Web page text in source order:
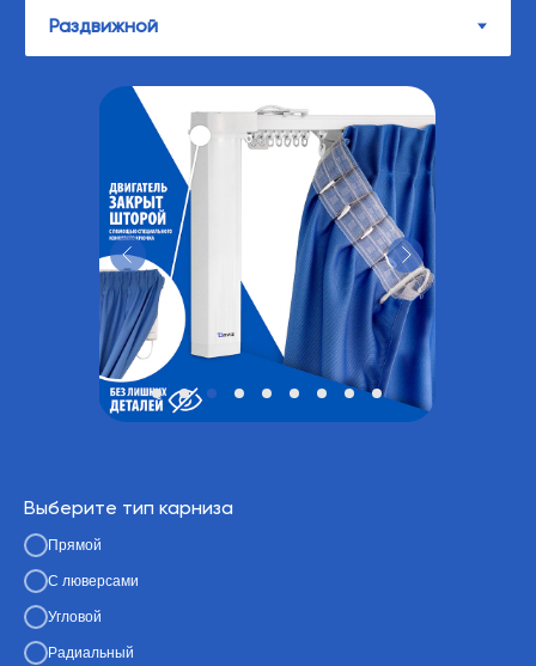
Выберите тип карниза
Прямой
С люверсами
Угловой
Радиальный